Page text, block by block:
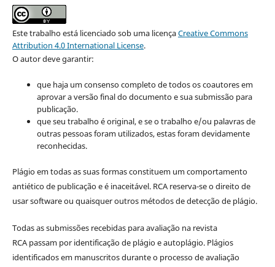
Este trabalho está licenciado sob uma licençaCreative Commons
Attribution 4.0 International License.
O autor deve garantir:
que haja um consenso completo de todos os coautores em
aprovar a versão final do documento e sua submissão para
publicação.
que seu trabalho é original, e se o trabalho e/ou palavras de
outras pessoas foram utilizados, estas foram devidamente
reconhecidas.
Plágio em todas as suas formas constituem um comportamento
antiético de publicação e é inaceitável. RCA reserva-se o direito de
usar software ou quaisquer outros métodos de detecção de plágio.
Todas as submissões recebidas para avaliação na revista
RCA passam por identificação de plágio e autoplágio. Plágios
identificados em manuscritos durante o processo de avaliação